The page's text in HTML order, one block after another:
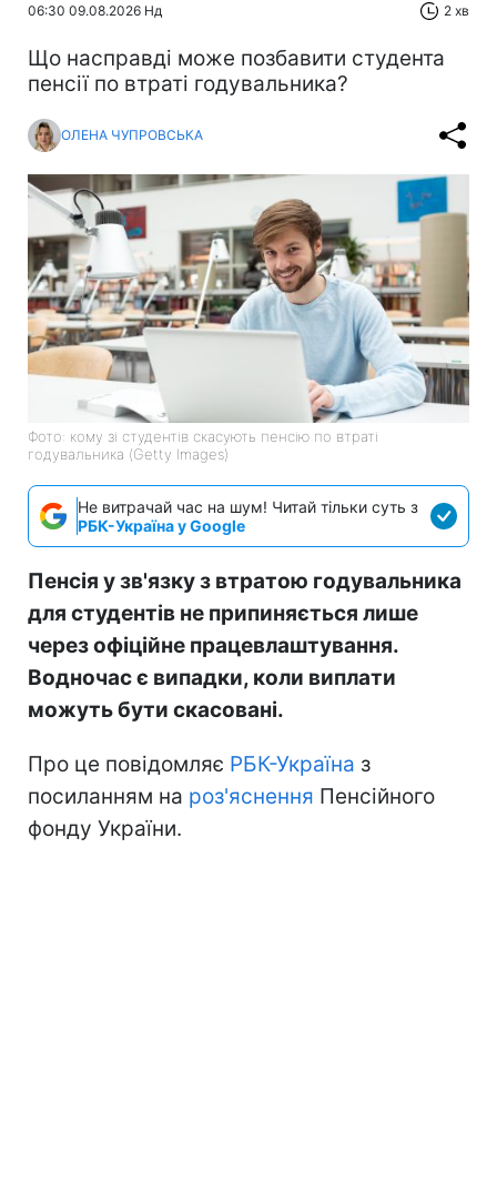
06:30 09.08.2026 Нд 2 хв
Що насправді може позбавити студента
пенсії по втраті годувальника?
ОЛЕНА ЧУПРОВСЬКА
Фото: кому зі студентів скасують пенсію по втраті
годувальника (Getty Imagеs)
Не витрачай час на шум! Читай тільки суть з
РБК-Україна у Google
Пенсія у зв'язку з втратою годувальника
для студентів не припиняється лише
через офіційне працевлаштування.
Водночас є випадки, коли виплати
можуть бути скасовані.
Про це повідомляє РБК-Україна з
посиланням на роз'яснення Пенсійного
фонду України.